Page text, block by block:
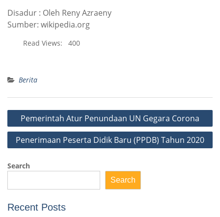
Disadur : Oleh Reny Azraeny
Sumber: wikipedia.org
Read Views: 400
Berita
Post
navigation
Pemerintah Atur Penundaan UN Gegara Corona
Penerimaan Peserta Didik Baru (PPDB) Tahun 2020
Search
Search
Recent Posts